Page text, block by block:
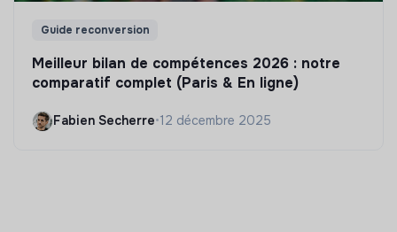
Guide reconversion
Meilleur bilan de compétences 2026 : notre
comparatif complet (Paris & En ligne)
Fabien Secherre•12 décembre 2025